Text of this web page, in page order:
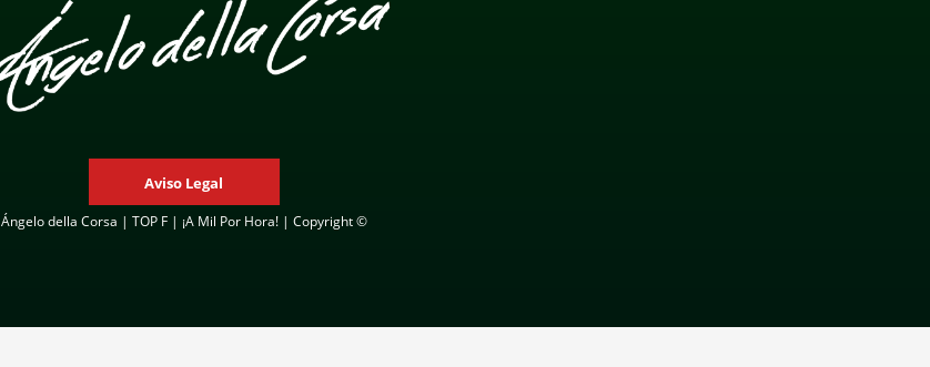
Aviso Legal
Ángelo della Corsa | TOP F | ¡A Mil Por Hora! | Copyright ©